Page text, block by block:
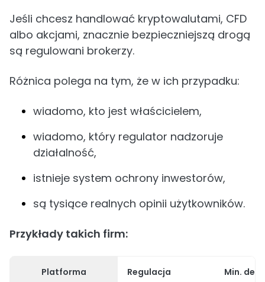
Jeśli chcesz handlować kryptowalutami, CFD
albo akcjami, znacznie bezpieczniejszą drogą
są regulowani brokerzy.
Różnica polega na tym, że w ich przypadku:
wiadomo, kto jest właścicielem,
wiadomo, który regulator nadzoruje
działalność,
istnieje system ochrony inwestorów,
są tysiące realnych opinii użytkowników.
Przykłady takich firm:
Platforma Regulacja Min.